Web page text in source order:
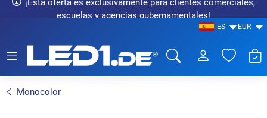
¡Esta oferta es exclusivamente para clientes comerciales,
escuelas y agencias gubernamentales!
ES EUR
Monocolor